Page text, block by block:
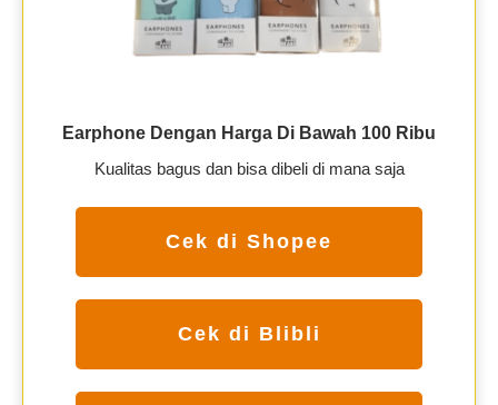
Earphone Dengan Harga Di Bawah 100 Ribu
Kualitas bagus dan bisa dibeli di mana saja
Cek di Shopee
Cek di Blibli